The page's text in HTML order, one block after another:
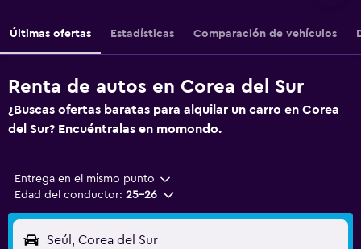
Últimas ofertas Estadísticas Comparación de vehículos
Renta de autos en Corea del Sur
¿Buscas ofertas baratas para alquilar un carro en Corea
del Sur? Encuéntralas en momondo.
Entrega en el mismo punto
Edad del conductor: 25-26
Seúl, Corea del Sur